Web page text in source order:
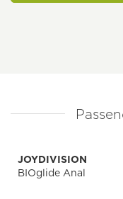
JOYDIVISION
BIOglide Anal